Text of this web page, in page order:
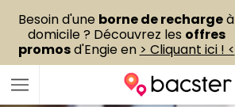
Besoin d'une borne de rechargeà
domicile ? Découvrez les offres
promosd'Engie en > Cliquant ici ! <